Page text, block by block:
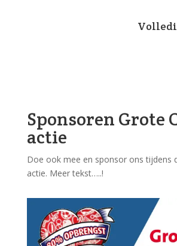
Sponsoren Grote
actie
Doe ook mee en sponsor ons tijdens
actie. Meer tekst…..!